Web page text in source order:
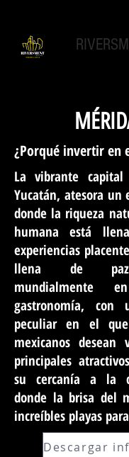
¿Porqué invertir en
La vibrante
Yucatán, atesora un
donde la riqueza
humana está
experiencias
llena de paz,
mundialmente
gastronomía, con
peculiar en el
mexicanos desean
principales
su cercanía a la
donde la brisa del
increíbles playas